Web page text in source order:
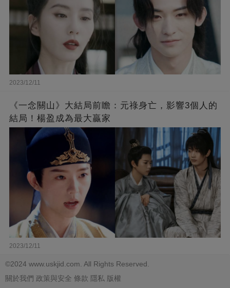
2023/12/11
《一念關山》大結局前瞻：元祿身亡，影響3個人的
結局！楊盈成為最大贏家
2023/12/11
©2024 www.uskjid.com. All Rights Reserved.
關於我們 政策與安全 條款 隱私 版權